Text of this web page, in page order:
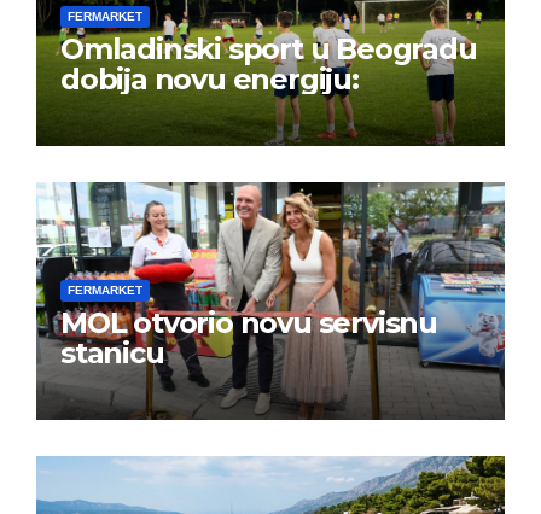
FERMARKET
Omladinski sport u Beogradu
dobija novu energiju:
FERMARKET
MOL otvorio novu servisnu
stanicu